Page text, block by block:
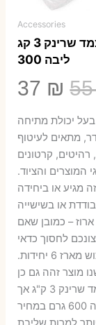
Accessories
ניילון נצמד שרינק 3 קג
ליבה 300
המחיר
המקורי
היה:
55 ₪.
37 ₪
₪.
יכולת מתיחה
מתאים לעיטוף
קרטונים
המוצרים והציוד.
מגיע או ביחידה
או בשישייה
– כמובן שאם
לחסוך כדאי
6 יחידות.
מוצר זהה גם כן
ניילון נצמד שרינק 3 ק"ג אך
עם ליבה 600 גרם במחיר